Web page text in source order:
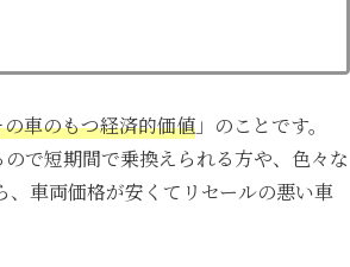
車のもつ経済的価値 」 のことです。
で短期間で乗換えられる方や、色々な
車両価格が安くてリセールの悪い車